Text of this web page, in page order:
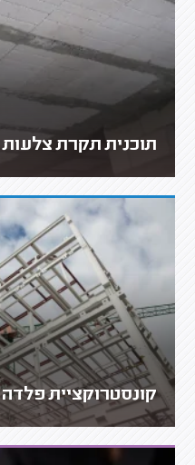
תוכנית תקרת צלעות
קונסטרוקציית פלדה